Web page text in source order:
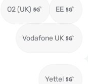
O2 (UK) EE
Vodafone UK
Yettel